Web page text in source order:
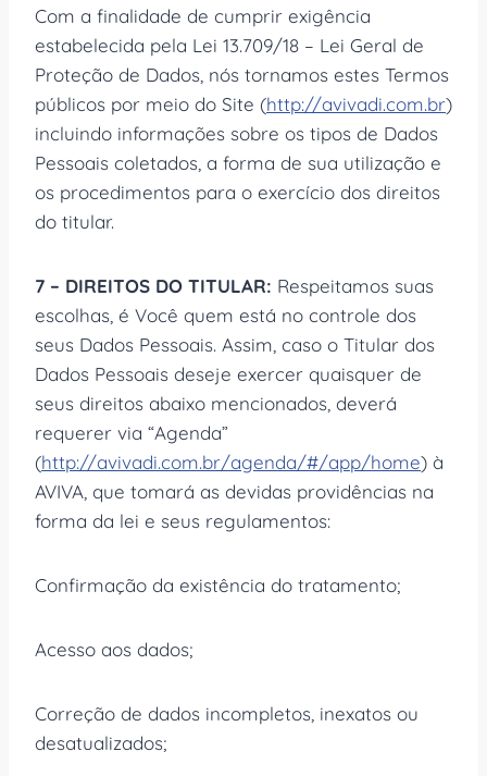
Com a finalidade de cumprir exigência
estabelecida pela Lei 13.709/18 – Lei Geral de
Proteção de Dados, nós tornamos estes Termos
públicos por meio do Site (http://avivadi.com.br)
incluindo informações sobre os tipos de Dados
Pessoais coletados, a forma de sua utilização e
os procedimentos para o exercício dos direitos
do titular.
7 – DIREITOS DO TITULAR: Respeitamos suas
escolhas, é Você quem está no controle dos
seus Dados Pessoais. Assim, caso o Titular dos
Dados Pessoais deseje exercer quaisquer de
seus direitos abaixo mencionados, deverá
requerer via “Agenda”
(http://avivadi.com.br/agenda/#/app/home) à
AVIVA, que tomará as devidas providências na
forma da lei e seus regulamentos:
Confirmação da existência do tratamento;
Acesso aos dados;
Correção de dados incompletos, inexatos ou
desatualizados;